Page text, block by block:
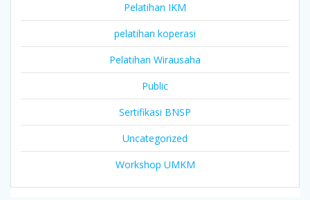
Pelatihan IKM
pelatihan koperasi
Pelatihan Wirausaha
Public
Sertifikasi BNSP
Uncategorized
Workshop UMKM